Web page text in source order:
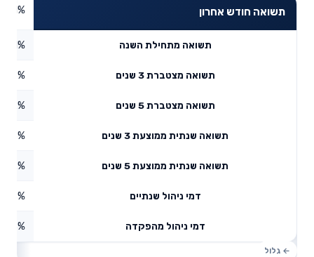
תשואה חודש אחרון 1.61%
תשואה מתחילת השנה 1.91%
תשואה מצטברת 3 שנים
תשואה מצטברת 5 שנים
תשואה שנתית ממוצעת 3 שנים 7.13%
תשואה שנתית ממוצעת 5 שנים
דמי ניהול שנתיים
דמי ניהול מהפקדה